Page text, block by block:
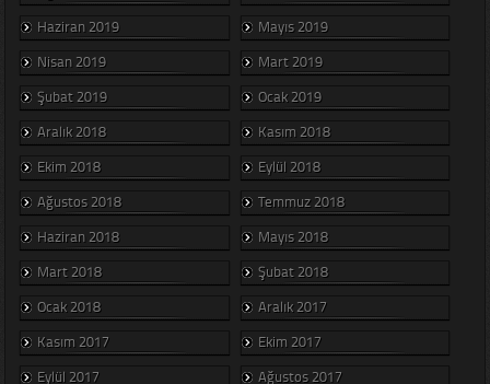
Haziran 2019
Mayıs 2019
Nisan 2019
Mart 2019
Şubat 2019
Ocak 2019
Aralık 2018
Kasım 2018
Ekim 2018
Eylül 2018
Ağustos 2018
Temmuz 2018
Haziran 2018
Mayıs 2018
Mart 2018
Şubat 2018
Ocak 2018
Aralık 2017
Kasım 2017
Ekim 2017
Eylül 2017
Ağustos 2017